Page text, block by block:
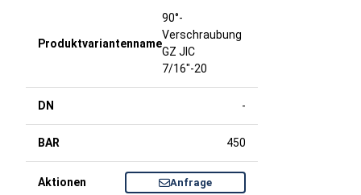
90°-
Verschraubung
GZ JIC
7/16"-20
-
450
Anfrage